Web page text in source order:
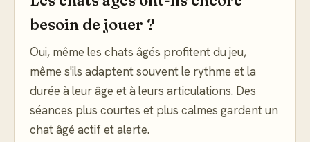
besoin de jouer ?
Oui, même les chats âgés profitent du jeu,
même s'ils adaptent souvent le rythme et la
durée à leur âge et à leurs articulations. Des
séances plus courtes et plus calmes gardent un
chat âgé actif et alerte.